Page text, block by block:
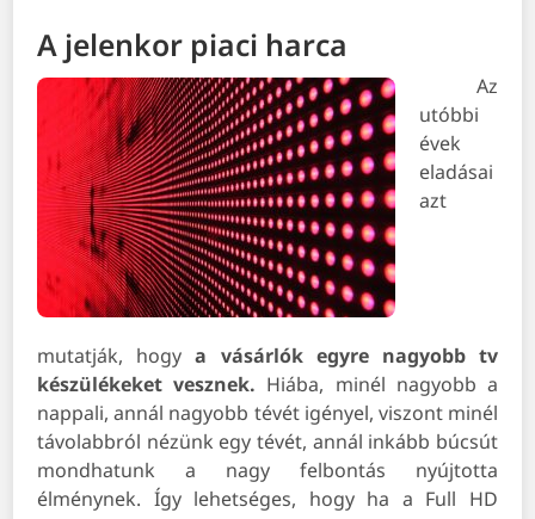
A jelenkor piaci harca
Az
utóbbi
évek
eladásai
azt
mutatják, hogya vásárlók egyre nagyobb tv
készülékeket vesznek. Hiába, minél nagyobb a
nappali, annál nagyobb tévét igényel, viszont minél
távolabbról nézünk egy tévét, annál inkább búcsút
mondhatunk a nagy felbontás nyújtotta
élménynek. Így lehetséges, hogy ha a Full HD